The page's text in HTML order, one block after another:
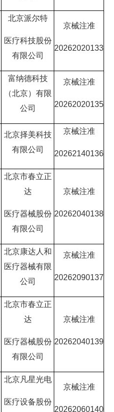
北京派尔特
医疗科技股份
有限公司
京械注准
20262020133
富纳德科技
（北京）有限
公司
京械注准
20262020135
北京择美科技
有限公司
京械注准
20262140136
北京市春立正
达
医疗器械股份
有限公司
京械注准
20262040138
北京康达人和
医疗器械有限
公司
京械注准
20262090137
北京市春立正
达
医疗器械股份
有限公司
京械注准
20262040139
北京凡星光电
医疗设备股份
京械注准
20262060140